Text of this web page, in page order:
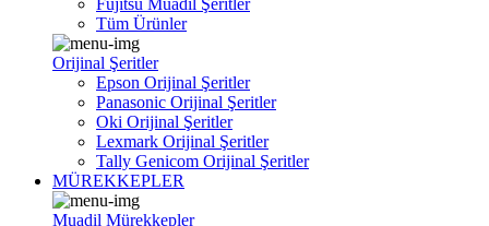
Fujitsu Muadil Şeritler
Tüm Ürünler
Orijinal Şeritler
Epson Orijinal Şeritler
Panasonic Orijinal Şeritler
Oki Orijinal Şeritler
Lexmark Orijinal Şeritler
Tally Genicom Orijinal Şeritler
MÜREKKEPLER
Muadil Mürekkepler